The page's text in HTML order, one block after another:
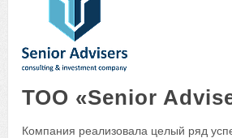
ТОО «Senior
Компания реализовала целый ряд